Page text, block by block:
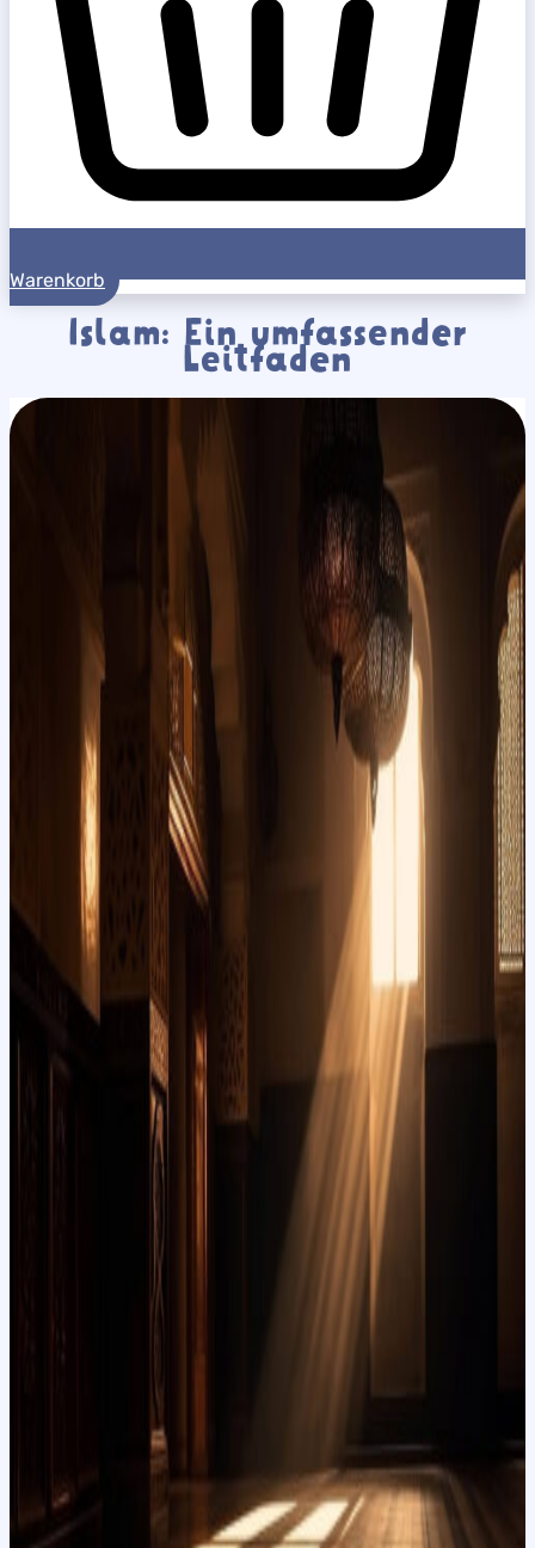
Warenkorb
Islam: Ein umfassender
Leitfaden